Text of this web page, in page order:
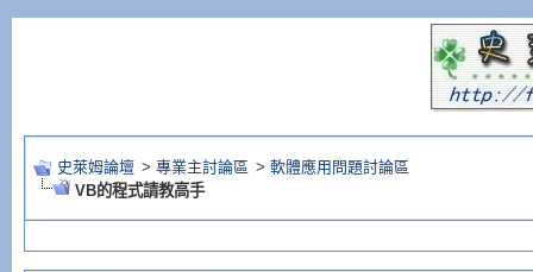
史萊姆論壇 > 專業主討論區 > 軟體應用問題討論區
VB的程式請教高手